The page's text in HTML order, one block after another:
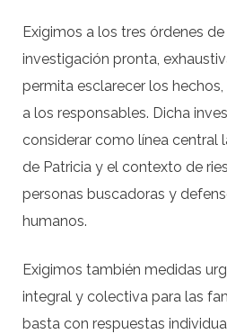
Exigimos a los tres órdenes
investigación pronta,
permita esclarecer los
a los responsables. Dicha
considerar como línea central
de Patricia y el contexto de
personas buscadoras y
humanos.
Exigimos también medidas
integral y colectiva para las
basta con respuestas